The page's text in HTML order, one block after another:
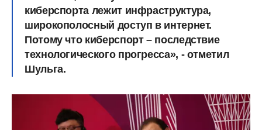
киберспорта лежит инфраструктура,
широкополосный доступ в интернет.
Потому что киберспорт – последствие
технологического прогресса», - отметил
Шульга.